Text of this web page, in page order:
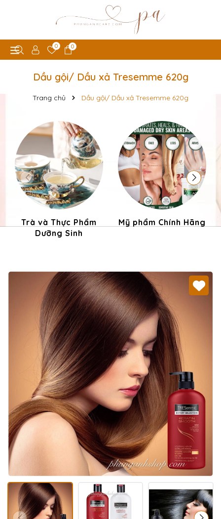
0 0
Dầu gội/ Dầu xả Tresemme 620g
Trang chủ Dầu gội/ Dầu xả Tresemme 620g
Trà và Thực Phẩm
Dưỡng Sinh
Mỹ phẩm Chính Hãng